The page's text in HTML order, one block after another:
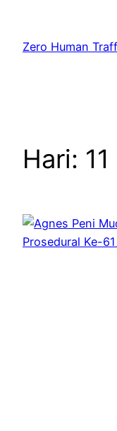
konten
Zero Human
Hari: